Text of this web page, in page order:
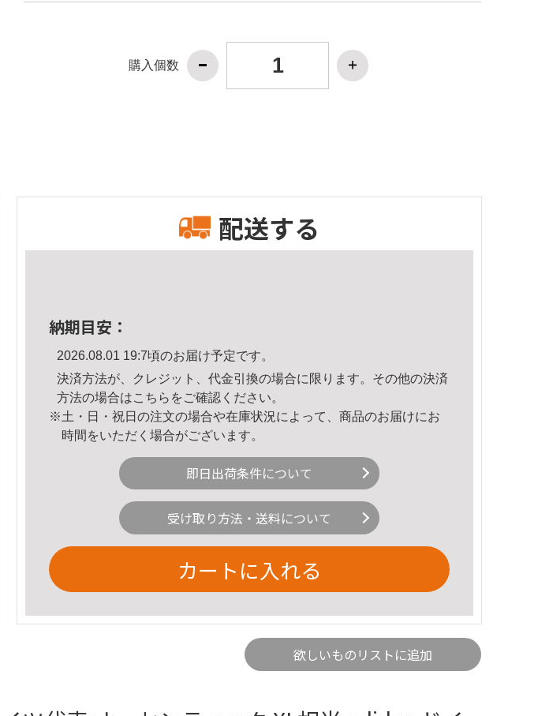
購入個数
配送する
納期目安：
2026.08.01 19:7頃のお届け予定です。
決済方法が、クレジット、代金引換の場合に限ります。その他の決済
方法の場合はこちら をご確認ください。
※土・日・祝日の注文の場合や在庫状況によって、商品のお届けにお
時間をいただく場合がございます。
即日出荷条件について
受け取り方法・送料について
カートに入れる
欲しいものリストに追加